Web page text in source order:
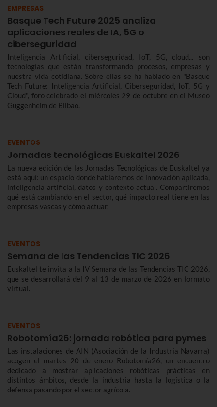
EMPRESAS
Basque Tech Future 2025 analiza
aplicaciones reales de IA, 5G o
ciberseguridad
Inteligencia Artificial, ciberseguridad, IoT, 5G, cloud... son
tecnologías que están transformando procesos, empresas y
nuestra vida cotidiana. Sobre ellas se ha hablado en "Basque
Tech Future: Inteligencia Artificial, Ciberseguridad, IoT, 5G y
Cloud", foro celebrado el miércoles 29 de octubre en el Museo
Guggenheim de Bilbao.
EVENTOS
Jornadas tecnológicas Euskaltel 2026
La nueva edición de las Jornadas Tecnológicas de Euskaltel ya
está aquí: un espacio donde hablaremos de innovación aplicada,
inteligencia artificial, datos y contexto actual. Compartiremos
qué está cambiando en el sector, qué impacto real tiene en las
empresas vascas y cómo actuar.
EVENTOS
Semana de las Tendencias TIC 2026
Euskaltel te invita a la IV Semana de las Tendencias TIC 2026,
que se desarrollará del 9 al 13 de marzo de 2026 en formato
virtual.
EVENTOS
Robotomía26: jornada robótica para pymes
Las instalaciones de AIN (Asociación de la Industria Navarra)
acogen el martes 20 de enero Robotomía26, un encuentro
dedicado a mostrar aplicaciones robóticas prácticas en
distintos ámbitos, desde la industria hasta la logística o la
defensa pasando por el sector agrícola.